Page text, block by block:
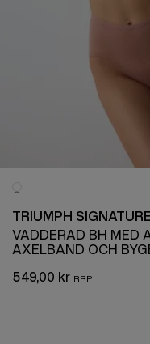
TRIUMPH
VADDERAD BH MED
AXELBAND OCH
549,00 kr